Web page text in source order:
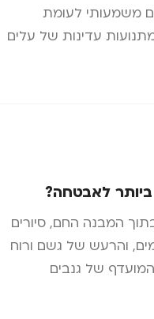
משמעותי לעומת
עדינות של עלים
לאבטחה?
המבנה החם, סיורים
והרעש של גשם ורוח
של גנבים